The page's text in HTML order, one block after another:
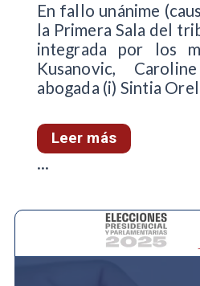
En fallo unánime
la Primera Sala del
integrada por los
Kusanovic,
abogada (i) Sintia Orel
Leer más
...